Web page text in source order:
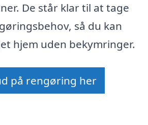
De står klar til at tage
så du kan
hjem uden bekymringer.
på rengøring her